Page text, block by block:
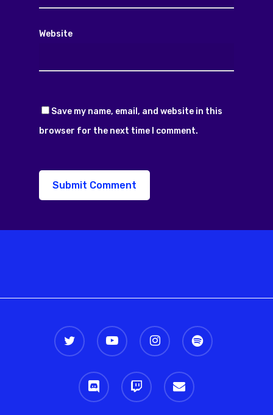
Website
Save my name, email, and website in this
browser for the next time I comment.
twitter youtube instagram spotify
discord twitch email